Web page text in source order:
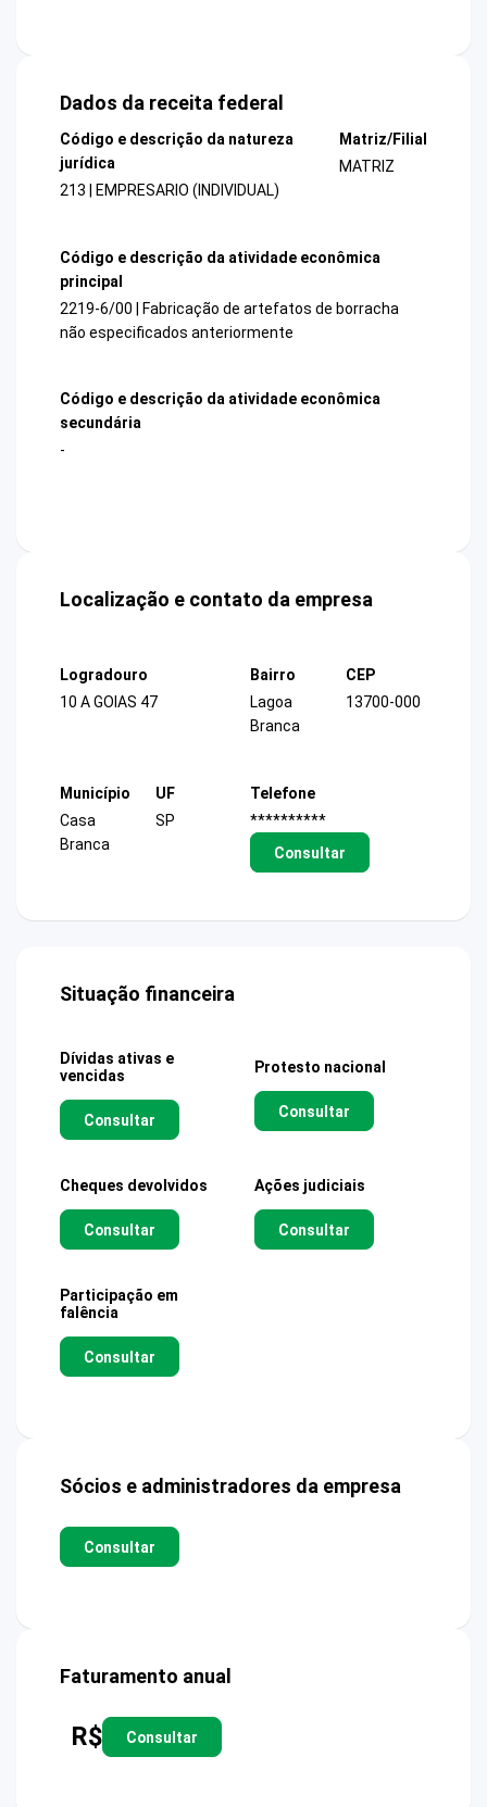
Dados da receita federal
Código e descrição da natureza
jurídica
213 | EMPRESARIO (INDIVIDUAL)
Matriz/Filial
MATRIZ
Código e descrição da atividade econômica
principal
2219-6/00 | Fabricação de artefatos de borracha
não especificados anteriormente
Código e descrição da atividade econômica
secundária
-
Localização e contato da empresa
Logradouro
10 A GOIAS 47
Bairro
Lagoa
Branca
CEP
13700-000
Município
Casa
Branca
UF
SP
Telefone
**********
Consultar
Situação financeira
Dívidas ativas e
vencidas
Consultar
Protesto nacional
Consultar
Cheques devolvidos
Consultar
Ações judiciais
Consultar
Participação em
falência
Consultar
Sócios e administradores da empresa
Consultar
Faturamento anual
R$ Consultar